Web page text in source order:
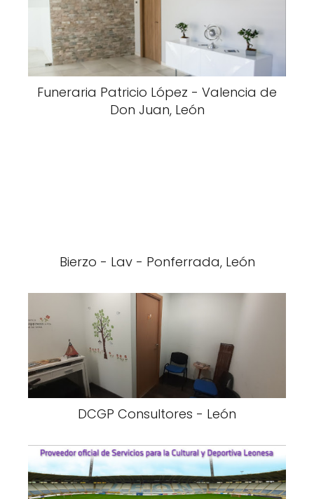
Funeraria Patricio López - Valencia de
Don Juan, León
Bierzo - Lav - Ponferrada, León
DCGP Consultores - León